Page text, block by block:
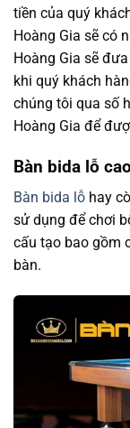
tiền của quý
Hoàng Gia sẽ có
Hoàng Gia sẽ
khi quý khách
chúng tôi qua số
Hoàng Gia để
Bàn bida lỗ
Bàn bida lỗ hay
sử dụng để chơi
cấu tạo bao gồm
bàn.